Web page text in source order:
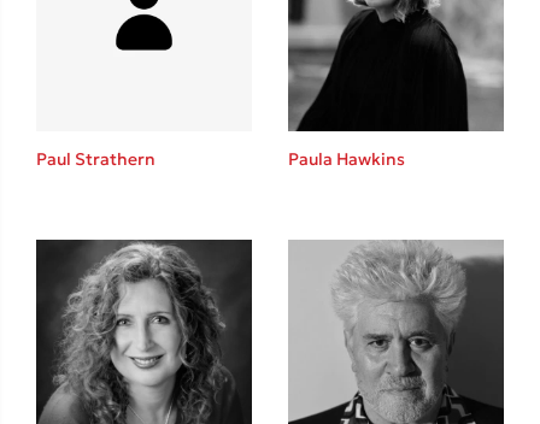
Το λιμάνι μου είσαι εσύ
Ιωάννης Γλωσσόπουλος
Ένας γίγαντας στο σχολείο
Paul Strathern Paula Hawkins